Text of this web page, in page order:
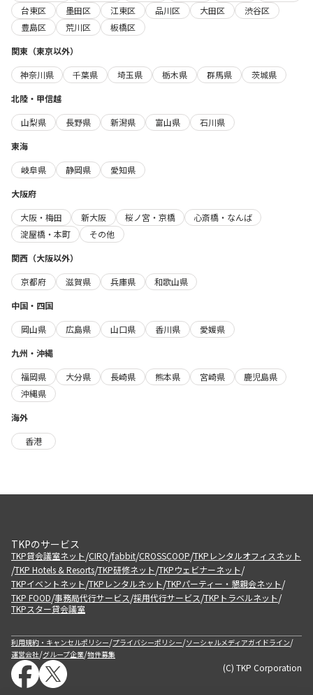
台東区
墨田区 江東区 品川区 大田区
渋谷区
豊島区
荒川区
板橋区
関東（東京以外）
神奈川県
千葉県 埼玉県 栃木県 群馬県
茨城県
北陸・甲信越
山梨県
長野県 新潟県 富山県
石川県
東海
岐阜県
静岡県
愛知県
大阪府
大阪・梅田
新大阪 桜ノ宮・京橋
心斎橋・なんば
淀屋橋・本町
その他
関西（大阪以外）
京都府
滋賀県 兵庫県
和歌山県
中国・四国
岡山県
広島県 山口県 香川県
愛媛県
九州・沖縄
福岡県
大分県 長崎県 熊本県 宮崎県
鹿児島県
沖縄県
海外
香港
TKPのサービス
TKP貸会議室ネット/CIRQ/fabbit/CROSSCOOP/TKPレンタルオフィスネット
/TKP Hotels & Resorts/TKP研修ネット/TKPウェビナーネット/
TKPイベントネット/TKPレンタルネット/TKPパーティー・懇親会ネット/
TKP FOOD/事務局代行サービス/採用代行サービス/TKPトラベルネット/
TKPスター貸会議室
利用規約・キャンセルポリシー/プライバシーポリシー/ソーシャルメディアガイドライン/
運営会社/グループ企業/物件募集
(C) TKP Corporation